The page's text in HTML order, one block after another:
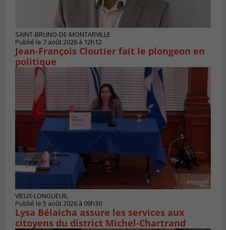
SAINT-BRUNO-DE-MONTARVILLE
Publié le 7 août 2026 à 12h12
Jean-François Cloutier fait le plongeon en
politique
VIEUX-LONGUEUIL
Publié le 5 août 2026 à 09h30
Lysa Bélaicha assure les services aux
citoyens du district Michel‑Chartrand